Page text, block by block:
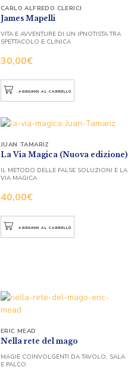
James Mapelli
30,00€
CARLO ALFREDO CLERICI
VITA E AVVENTURE DI UN IPNOTISTA TRA
SPETTACOLO E CLINICA
AGGIUNGI AL CARRELLO
La Via Magica (Nuova edizione)
40,00€
JUAN TAMARIZ
IL METODO DELLE FALSE SOLUZIONI E LA
VIA MAGICA
AGGIUNGI AL CARRELLO
Nella rete del mago
ERIC MEAD
MAGIE COINVOLGENTI DA TAVOLO, SALA
E PALCO